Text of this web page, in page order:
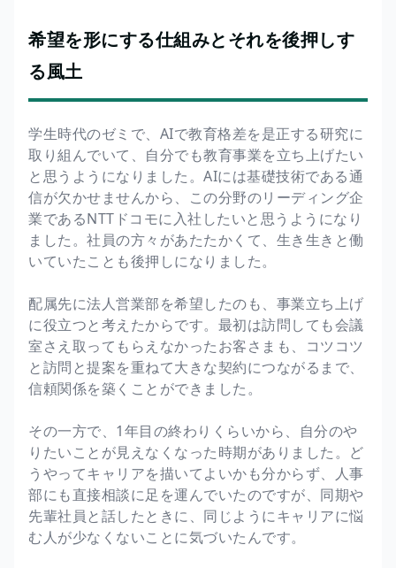
希望を形にする仕組みとそれを後押しす
る風土
学生時代のゼミで、AIで教育格差を是正する研究に
取り組んでいて、自分でも教育事業を立ち上げたい
と思うようになりました。AIには基礎技術である通
信が欠かせませんから、この分野のリーディング企
業であるNTTドコモに入社したいと思うようになり
ました。社員の方々があたたかくて、生き生きと働
いていたことも後押しになりました。
配属先に法人営業部を希望したのも、事業立ち上げ
に役立つと考えたからです。最初は訪問しても会議
室さえ取ってもらえなかったお客さまも、コツコツ
と訪問と提案を重ねて大きな契約につながるまで、
信頼関係を築くことができました。
その一方で、1年目の終わりくらいから、自分のや
りたいことが見えなくなった時期がありました。ど
うやってキャリアを描いてよいかも分からず、人事
部にも直接相談に足を運んでいたのですが、同期や
先輩社員と話したときに、同じようにキャリアに悩
む人が少なくないことに気づいたんです。